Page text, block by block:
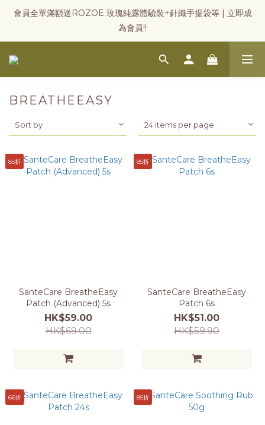
會員全單滿額送ROZOE 玫瑰純露體驗裝+針織手提袋等 | 立即成
為會員!!
BREATHEEASY
Sort by 24 Items per page
85折
SanteCare BreatheEasy
Patch (Advanced) 5s
HK$59.00
HK$69.00
85折
SanteCare BreatheEasy
Patch 6s
HK$51.00
HK$59.90
66折 85折